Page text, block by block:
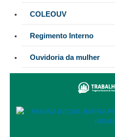
Servidores
Comitê de Combate ao
Aprendizagem
Comitê de Incentivo à
Comitê de Prevenção e
Moral, do Assédio Sexual
Comissão Permanente
Comitê Gestor do Plano
COLEOUV
Regimento Interno
Ouvidoria da mulher